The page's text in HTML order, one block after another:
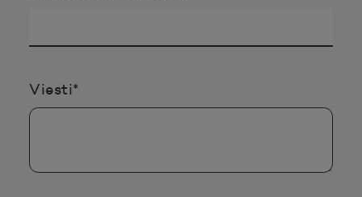
Viesti*